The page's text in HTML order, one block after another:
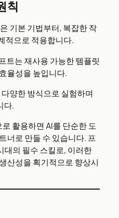
칙
기본 기법부터, 복잡한 작
적으로 적용합니다.
트는 재사용 가능한 템플릿
율성을 높입니다.
양한 방식으로 실험하며
다.
활용하면 AI를 단순한 도
너로 만들 수 있습니다. 프
대의 필수 스킬로, 이러한
산성을 획기적으로 향상시